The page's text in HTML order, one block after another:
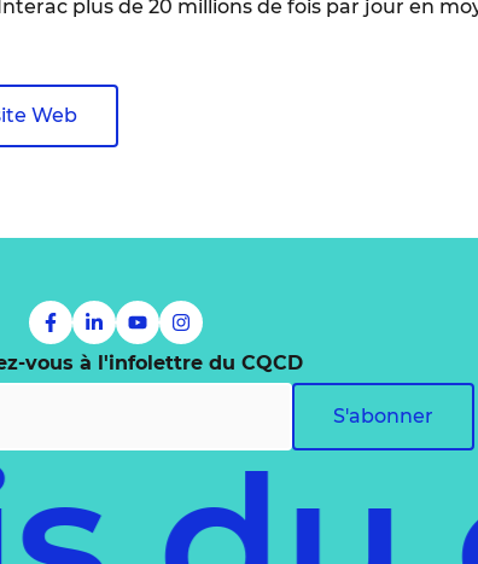
plus de 20 millions de fois par jour en
Web
vous à l'infolettre du CQCD
S'abonner